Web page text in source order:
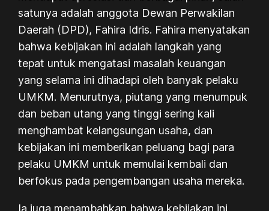
satunya adalah anggota Dewan Perwakilan
Daerah (DPD), Fahira Idris. Fahira menyatakan
bahwa kebijakan ini adalah langkah yang
tepat untuk mengatasi masalah keuangan
yang selama ini dihadapi oleh banyak pelaku
UMKM. Menurutnya, piutang yang menumpuk
dan beban utang yang tinggi sering kali
menghambat kelangsungan usaha, dan
kebijakan ini memberikan peluang bagi para
pelaku UMKM untuk memulai kembali dan
berfokus pada pengembangan usaha mereka.
Ia juga menambahkan bahwa kebijakan ini